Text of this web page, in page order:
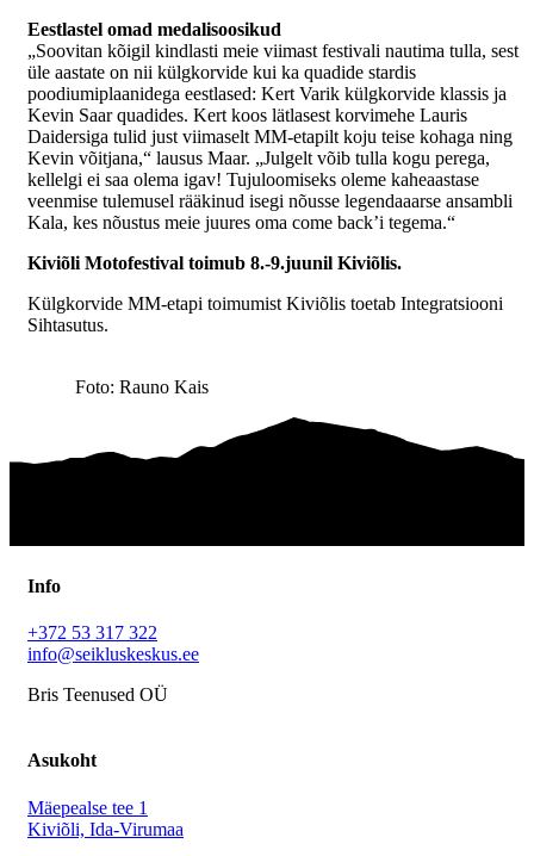
Eestlastel omad medalisoosikud
„Soovitan kõigil kindlasti meie viimast festivali nautima tulla, sest
üle aastate on nii külgkorvide kui ka quadide stardis
poodiumiplaanidega eestlased: Kert Varik külgkorvide klassis ja
Kevin Saar quadides. Kert koos lätlasest korvimehe Lauris
Daidersiga tulid just viimaselt MM-etapilt koju teise kohaga ning
Kevin võitjana,“ lausus Maar. „Julgelt võib tulla kogu perega,
kellelgi ei saa olema igav! Tujuloomiseks oleme kaheaastase
veenmise tulemusel rääkinud isegi nõusse legendaaarse ansambli
Kala, kes nõustus meie juures oma come back’i tegema.“
Kiviõli Motofestival toimub 8.-9.juunil Kiviõlis.
Külgkorvide MM-etapi toimumist Kiviõlis toetab Integratsiooni
Sihtasutus.
Foto: Rauno Kais
Info
+372 53 317 322
info@seikluskeskus.ee
Bris Teenused OÜ
Asukoht
Mäepealse tee 1
Kiviõli, Ida-Virumaa